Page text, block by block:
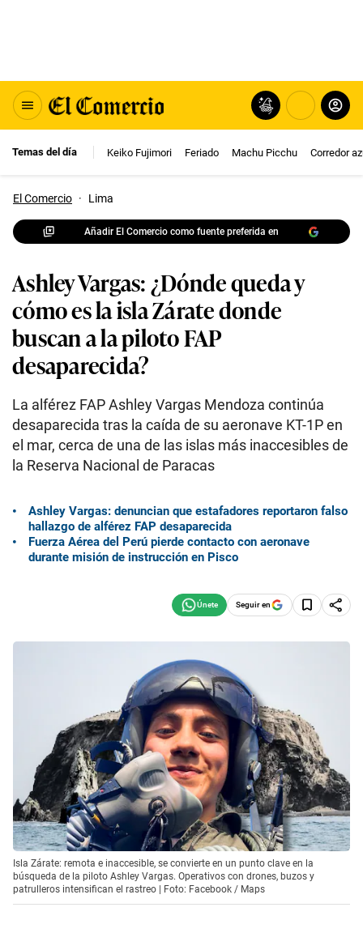
Temas del día Keiko Fujimori Feriado Machu Picchu Corredor
El Comercio · Lima
Añadir El Comercio como fuente preferida en
Ashley Vargas: ¿Dónde queda y
cómo es la isla Zárate donde
buscan a la piloto FAP
desaparecida?
La alférez FAP Ashley Vargas Mendoza continúa
desaparecida tras la caída de su aeronave KT-1P en
el mar, cerca de una de las islas más inaccesibles de
la Reserva Nacional de Paracas
Ashley Vargas: denuncian que estafadores reportaron falso
hallazgo de alférez FAP desaparecida
Fuerza Aérea del Perú pierde contacto con aeronave
durante misión de instrucción en Pisco
Seguir en
Isla Zárate: remota e inaccesible, se convierte en un punto clave en la
búsqueda de la piloto Ashley Vargas. Operativos con drones, buzos y
patrulleros intensifican el rastreo | Foto: Facebook / Maps